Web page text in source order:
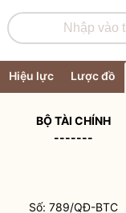
Hiệu lực Lược đồ
BỘ TÀI CHÍNH
-------
Số: 789/QĐ-BTC